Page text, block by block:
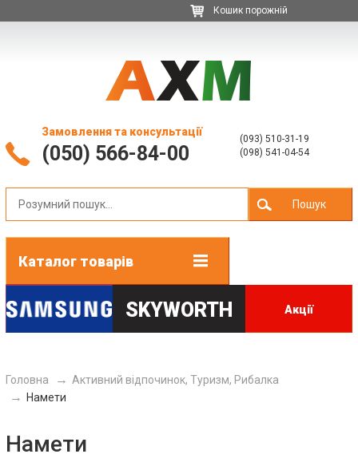
Кошик порожній
Замовлення та консультації
(050) 566-84-00
(093) 510-31-19
(098) 541-04-54
Пошук
Каталог товарів
SKYWORTH Акції
Головна
Активний відпочинок, Туризм, Рибалка
Намети
Намети